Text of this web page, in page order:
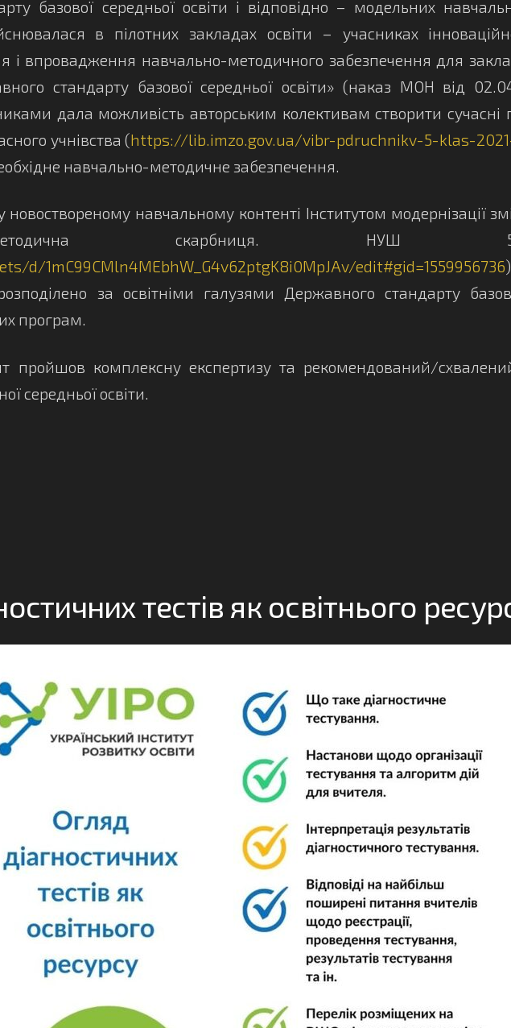
базової середньої освіти і відповідно – модельних
в пілотних закладах освіти – учасниках
і впровадження навчально-методичного забезпечення для
стандарту базової середньої освіти» (наказ МОН від
дала можливість авторським колективам створити сучасні
учнівства (https://lib.imzo.gov.ua/vibr-pdruchnikv-5-klas-
навчально-методичне забезпечення.
навчальному контенті Інститутом модернізації
методична скарбниця. НУШ
d/1mC99CMln4MEbhW_G4v62ptgK8i0MpJAv/edit#gid=1559956736
за освітніми галузями Державного стандарту
програм.
комплексну експертизу та рекомендований/
середньої освіти.
тестів як освітнього